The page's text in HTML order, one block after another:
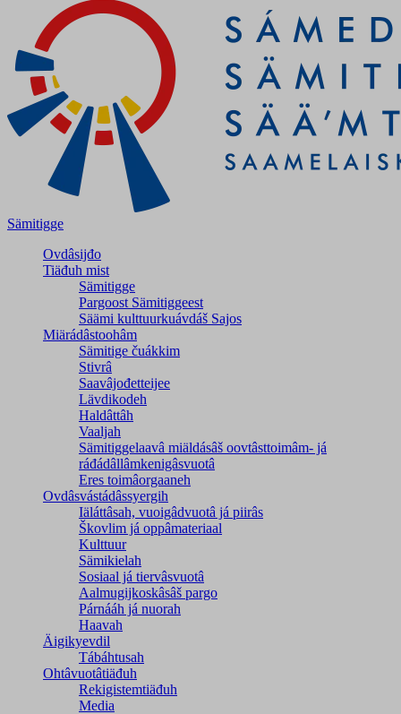
Sämitigge
Ovdâsijđo
Tiäđuh mist
Sämitigge
Pargoost Sämitiggeest
Säämi kulttuurkuávdáš Sajos
Miärádâstoohâm
Sämitige čuákkim
Stivrâ
Saavâjođetteijee
Lävdikodeh
Haldâttâh
Vaaljah
Sämitiggelaavâ miäldásâš oovtâsttoimâm- já
ráđádâllâmkenigâsvuotâ
Eres toimâorgaaneh
Ovdâsvástádâssyergih
Iäláttâsah, vuoigâdvuotâ já piirâs
Škovlim já oppâmateriaal
Kulttuur
Sämikielah
Sosiaal já tiervâsvuotâ
Aalmugijkoskâsâš pargo
Párnááh já nuorah
Haavah
Äigikyevdil
Tábáhtusah
Ohtâvuotâtiäđuh
Rekigistemtiäđuh
Media